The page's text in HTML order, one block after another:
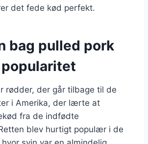
det fede kød perfekt.
bag pulled pork
rødder, der går tilbage til de
i Amerika, der lærte at
fra de indfødte
blev hurtigt populær i de